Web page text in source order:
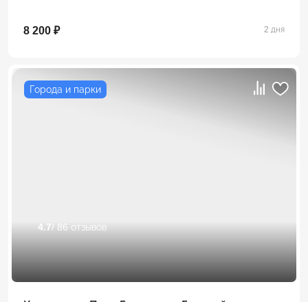
8 200 ₽ 2 дня
Города и парки
4.7/ 86 отзывов